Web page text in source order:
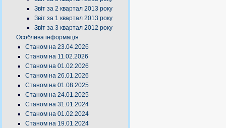
Звіт за 2 квартал 2013 року
Звіт за 1 квартал 2013 року
Звіт за 3 квартал 2012 року
Особлива інформація
Станом на 23.04.2026
Станом на 11.02.2026
Станом на 01.02.2026
Станом на 26.01.2026
Станом на 01.08.2025
Станом на 24.01.2025
Станом на 31.01.2024
Станом на 01.02.2024
Станом на 19.01.2024